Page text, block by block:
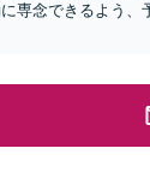
専念できるよう